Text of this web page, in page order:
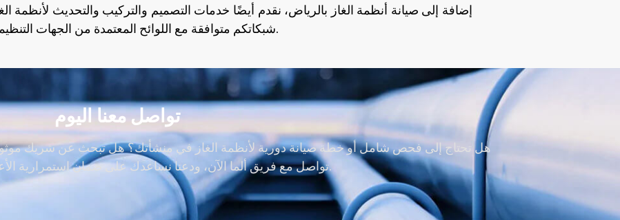
إضافة إلى صيانة أنظمة الغاز بالرياض، نقدم أيضًا خدمات التصميم والتركيب والتحديث لأنظمة
شبكاتكم متوافقة مع اللوائح المعتمدة من الجهات التنظيمية مثل الدفاع المدني، وهيئة المواصفات والمقاييس السعودية.
تواصل معنا اليوم
هل تحتاج إلى فحص شامل أو خطة صيانة دورية لأنظمة الغاز في منشأتك؟ هل تبحث عن شريك موثوق
تواصل مع فريق ألما الآن، ودعنا نساعدك على ضمان استمرارية الأعمال وسلامة الجميع.